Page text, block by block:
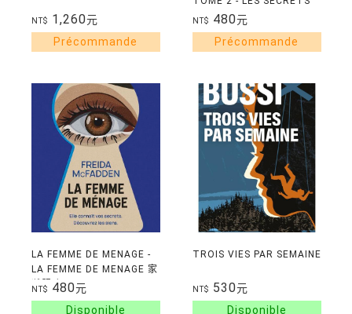
NT$ 1,260元
DE LA FEMME DE
MENAGE 家弒絕招
NT$ 480元
LA FEMME DE MENAGE -
LA FEMME DE MENAGE 家
弒服務
NT$ 480元
TROIS VIES PAR SEMAINE
NT$ 530元